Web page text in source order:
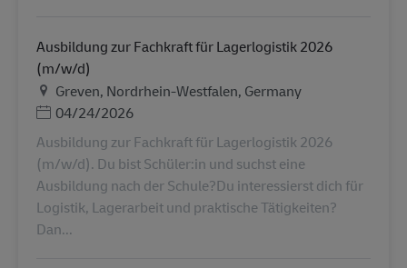
Ausbildung zur Fachkraft für Lagerlogistik 2026
(m/w/d)
Τοποθεσία
Greven, Nordrhein-Westfalen, Germany
Ημερομηνία Ανάρτησης
04/24/2026
Ausbildung zur Fachkraft für Lagerlogistik 2026
(m/w/d). Du bist Schüler:in und suchst eine
Ausbildung nach der Schule?Du interessierst dich für
Logistik, Lagerarbeit und praktische Tätigkeiten?
Dan...